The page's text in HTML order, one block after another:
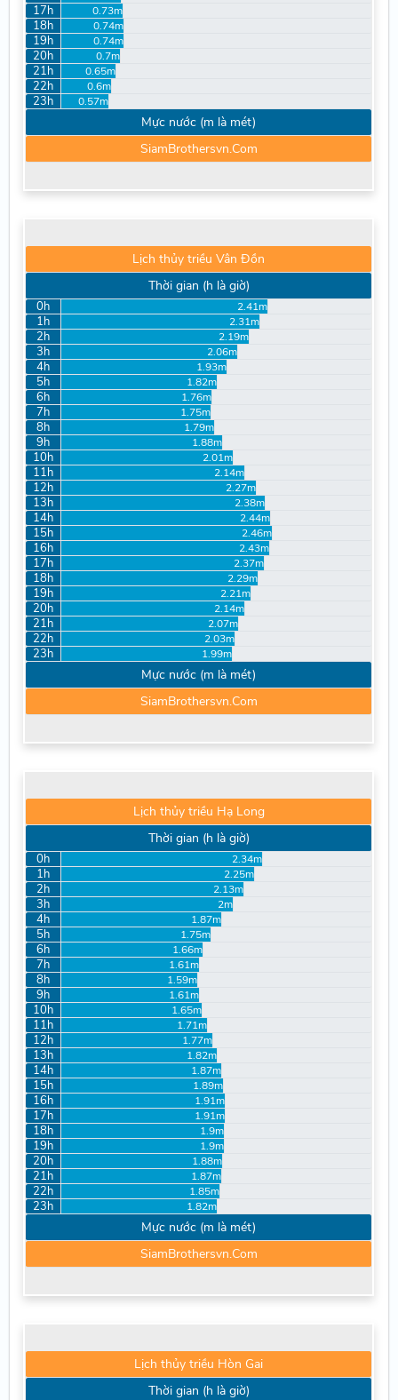
17h 0.73m
18h 0.74m
19h 0.74m
20h 0.7m
21h 0.65m
22h 0.6m
23h 0.57m
Mực nước (m là mét)
SiamBrothersvn.Com
Lịch thủy triều Vân Đồn
Thời gian (h là giờ)
0h 2.41m
1h 2.31m
2h 2.19m
3h 2.06m
4h 1.93m
5h 1.82m
6h 1.76m
7h 1.75m
8h 1.79m
9h 1.88m
10h 2.01m
11h 2.14m
12h 2.27m
13h 2.38m
14h 2.44m
15h 2.46m
16h 2.43m
17h 2.37m
18h 2.29m
19h 2.21m
20h 2.14m
21h 2.07m
22h 2.03m
23h 1.99m
Mực nước (m là mét)
SiamBrothersvn.Com
Lịch thủy triều Hạ Long
Thời gian (h là giờ)
0h 2.34m
1h 2.25m
2h 2.13m
3h 2m
4h 1.87m
5h 1.75m
6h 1.66m
7h 1.61m
8h 1.59m
9h 1.61m
10h 1.65m
11h 1.71m
12h 1.77m
13h 1.82m
14h 1.87m
15h 1.89m
16h 1.91m
17h 1.91m
18h 1.9m
19h 1.9m
20h 1.88m
21h 1.87m
22h 1.85m
23h 1.82m
Mực nước (m là mét)
SiamBrothersvn.Com
Lịch thủy triều Hòn Gai
Thời gian (h là giờ)